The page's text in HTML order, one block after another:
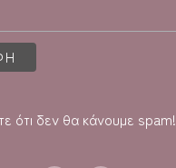
ότι δεν θα κάνουμε spam!